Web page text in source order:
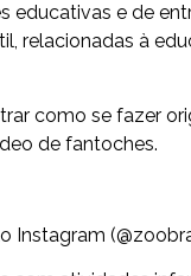
educativas e de
relacionadas à
como se fazer
de fantoches.
Instagram